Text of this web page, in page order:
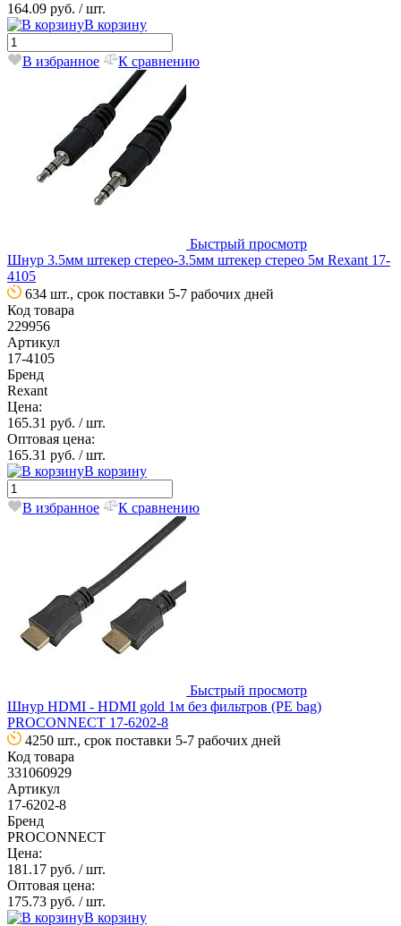
164.09 руб. / шт.
В корзину
В избранное К сравнению
Быстрый просмотр
Шнур 3.5мм штекер стерео-3.5мм штекер стерео 5м Rexant 17-
4105
634 шт., срок поставки 5-7 рабочих дней
Код товара
229956
Артикул
17-4105
Бренд
Rexant
Цена:
165.31 руб. / шт.
Оптовая цена:
165.31 руб. / шт.
В корзину
В избранное К сравнению
Быстрый просмотр
Шнур HDMI - HDMI gold 1м без фильтров (PE bag)
PROCONNECT 17-6202-8
4250 шт., срок поставки 5-7 рабочих дней
Код товара
331060929
Артикул
17-6202-8
Бренд
PROCONNECT
Цена:
181.17 руб. / шт.
Оптовая цена:
175.73 руб. / шт.
В корзину